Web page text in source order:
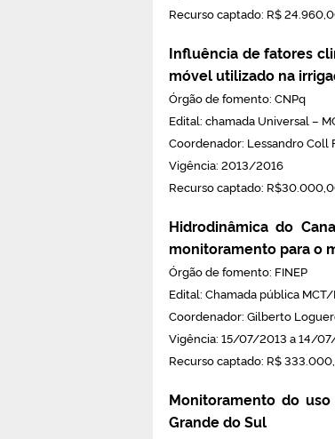
Recurso captado: R$
Influência de fatores
móvel utilizado na
Órgão de fomento: CNPq
Edital: chamada Universal –
Coordenador: Lessandro Coll
Vigência: 2013/2016
Recurso captado:
Hidrodinâmica do
monitoramento para o
Órgão de fomento: FINEP
Edital: Chamada pública
Coordenador: Gilberto
Vigência: 15/07/2013 a 14/
Recurso captado: R$
Monitoramento do
Grande do Sul